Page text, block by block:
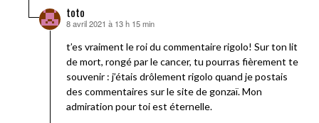
toto
dit :
8 avril 2021 à 13 h 15 min
t’es vraiment le roi du commentaire rigolo! Sur ton lit
de mort, rongé par le cancer, tu pourras fièrement te
souvenir : j’étais drôlement rigolo quand je postais
des commentaires sur le site de gonzaï. Mon
admiration pour toi est éternelle.